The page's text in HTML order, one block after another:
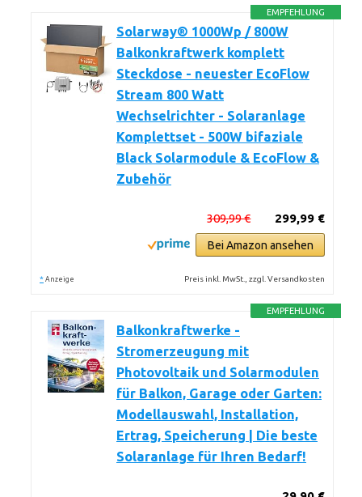
EMPFEHLUNG
Solarway® 1000Wp / 800W
Balkonkraftwerk komplett
Steckdose - neuester EcoFlow
Stream 800 Watt
Wechselrichter - Solaranlage
Komplettset - 500W bifaziale
Black Solarmodule & EcoFlow &
Zubehör
299,99 €
309,99 €
Bei Amazon ansehen
* Anzeige Preis inkl. MwSt., zzgl. Versandkosten
EMPFEHLUNG
Balkonkraftwerke -
Stromerzeugung mit
Photovoltaik und Solarmodulen
für Balkon, Garage oder Garten:
Modellauswahl, Installation,
Ertrag, Speicherung | Die beste
Solaranlage für Ihren Bedarf!